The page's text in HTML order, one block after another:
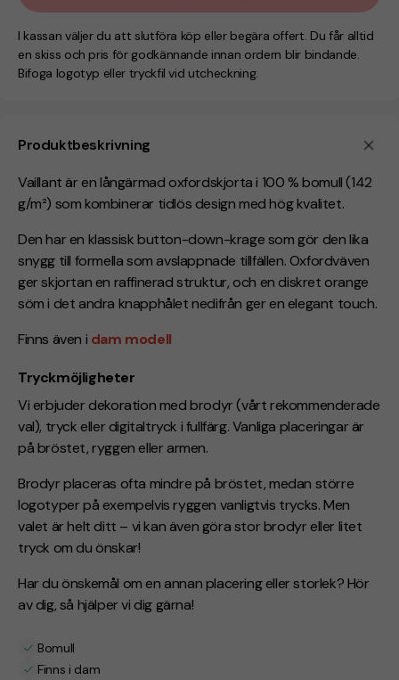
Produktbeskrivning
Vaillant är en långärmad oxfordskjorta i 100 % bomull (142
g/m²) som kombinerar tidlös design med hög kvalitet.
Den har en klassisk button-down-krage som gör den lika
snygg till formella som avslappnade tillfällen. Oxfordväven
ger skjortan en raffinerad struktur, och en diskret orange
söm i det andra knapphålet nedifrån ger en elegant touch.
Finns även i dam modell
Tryckmöjligheter
Vi erbjuder dekoration med brodyr (vårt rekommenderade
val), tryck eller digitaltryck i fullfärg. Vanliga placeringar är
på bröstet, ryggen eller armen.
Brodyr placeras ofta mindre på bröstet, medan större
logotyper på exempelvis ryggen vanligtvis trycks. Men
valet är helt ditt – vi kan även göra stor brodyr eller litet
tryck om du önskar!
Har du önskemål om en annan placering eller storlek? Hör
av dig, så hjälper vi dig gärna!
Bomull
Finns i dam
I kassan väljer du att slutföra köp eller begära offert. Du får alltid
en skiss och pris för godkännande innan ordern blir bindande.
Bifoga logotyp eller tryckfil vid utcheckning.